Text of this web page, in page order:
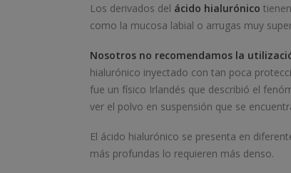
Los derivados del ácido hialurónico
como la mucosa labial o arrugas muy
Nosotros no recomendamos la
hialurónico inyectado con tan poca
fue un físico Irlandés que describió el
ver el polvo en suspensión que se
El ácido hialurónico se presenta en
más profundas lo requieren más denso.